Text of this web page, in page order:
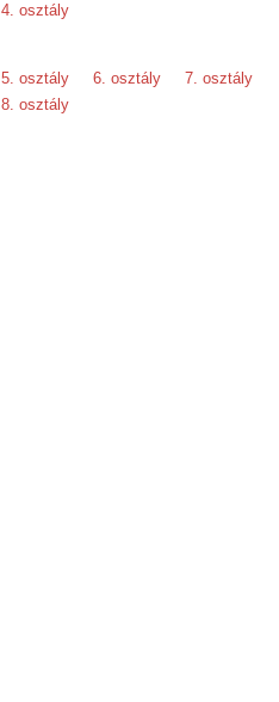
4. osztály
5. osztály 6. osztály
7. osztály
8. osztály